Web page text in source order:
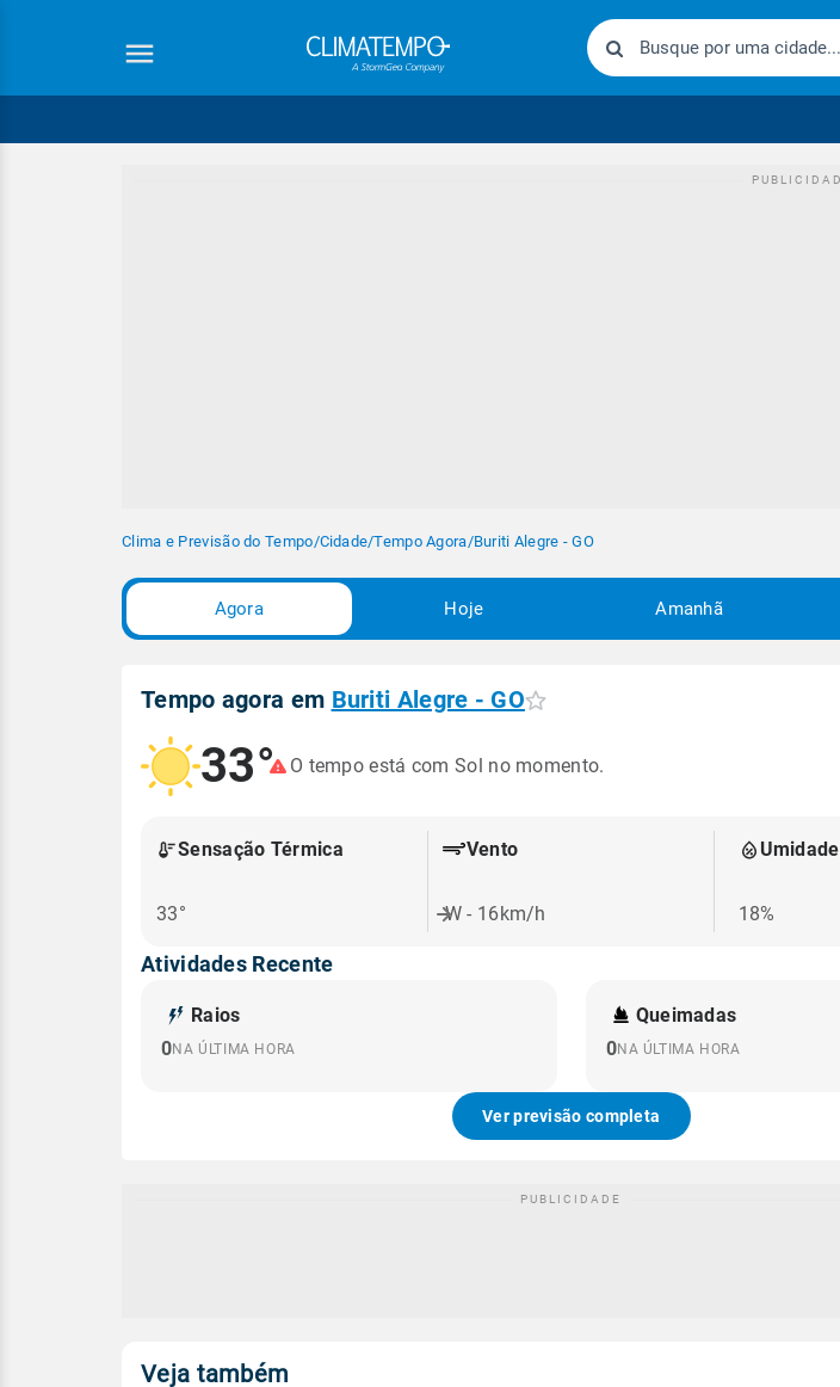
Clima e Previsão do Tempo/Cidade/Tempo Agora/Buriti Alegre - GO
Agora Hoje Amanhã
Tempo agora em Buriti Alegre - GO
33° O tempo está com Sol no momento.
Sensação Térmica
33°
Vento
W - 16km/h
Umidade
18%
Atividades Recente
Raios
0NA ÚLTIMA HORA
Queimadas
0NA ÚLTIMA HORA
Ver previsão completa
Veja também